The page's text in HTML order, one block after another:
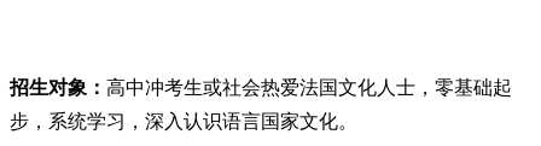
招生对象： 高中冲考生或社会热爱法国文化人士，零基础起
步，系统学习，深入认识语言国家文化。